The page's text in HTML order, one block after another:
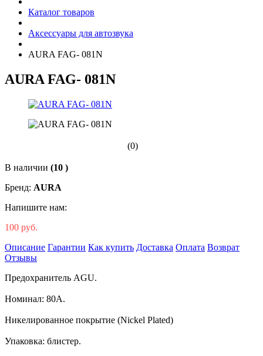
Каталог товаров
Аксессуары для автозвука
AURA FAG- 081N
AURA FAG- 081N
(0)
В наличии (10 )
Бренд: AURA
Напишите нам:
100 руб.
Описание Гарантии Как купить Доставка Оплата Возврат
Отзывы
Предохранитель AGU.
Номинал: 80А.
Никелированное покрытие (Nickel Plated)
Упаковка: блистер.